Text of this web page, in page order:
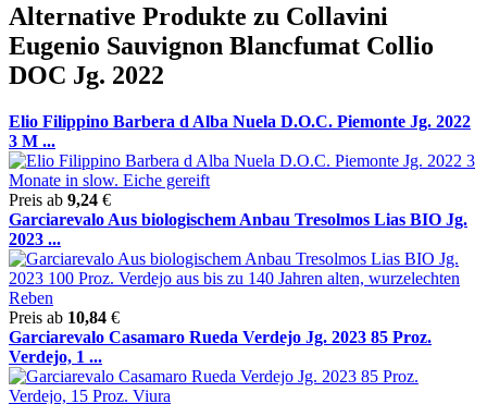
Alternative Produkte zu Collavini
Eugenio Sauvignon Blancfumat Collio
DOC Jg. 2022
Elio Filippino Barbera d Alba Nuela D.O.C. Piemonte Jg. 2022
3 M ...
Preis ab 9,24 €
Garciarevalo Aus biologischem Anbau Tresolmos Lias BIO Jg.
2023 ...
Preis ab 10,84 €
Garciarevalo Casamaro Rueda Verdejo Jg. 2023 85 Proz.
Verdejo, 1 ...